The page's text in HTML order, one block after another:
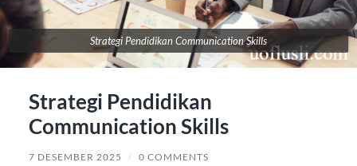
Strategi Pendidikan Communication Skills
Strategi Pendidikan
Communication Skills
7 DESEMBER 2025 / 0 COMMENTS